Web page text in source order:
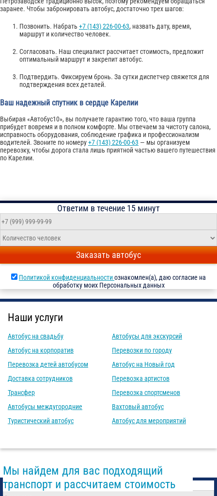
заранее. Чтобы забронировать автобус, достаточно трех шагов:
Позвонить. Набрать +7 (143) 226-00-63, назвать дату, время,
маршрут и количество человек.
Согласовать. Наш специалист рассчитает стоимость, предложит
оптимальный маршрут и закрепит автобус.
Подтвердить. Фиксируем бронь. За сутки диспетчер свяжется для
подтверждения всех деталей.
Ваш надежный спутник в сердце Карелии
Выбирая «Автобус10», вы получаете гарантию того, что ваша группа
прибудет вовремя и в полном комфорте. Мы отвечаем за чистоту салона,
исправность оборудования, соблюдение графика и профессионализм
водителей. Звоните по номеру+7 (143) 226-00-63 — мы организуем
перевозку, чтобы дорога стала лишь приятной частью вашего путешествия
по Карелии.
Ответим в течение 15 минут
Заказать автобус
Политикой конфиденциальностиознакомлен(а), даю согласие на
обработку моих Персональных данных
Наши услуги
Автобус на свадьбу
Автобус на корпоратив
Перевозка детей автобусом
Доставка сотрудников
Трансфер
Автобусы междугородние
Туристический автобус
Автобусы для экскурсий
Перевозки по городу
Автобус на Новый год
Перевозка артистов
Перевозка спортсменов
Вахтовый автобус
Автобус для мероприятий
Мы найдем для вас подходящий
транспорт и рассчитаем стоимость